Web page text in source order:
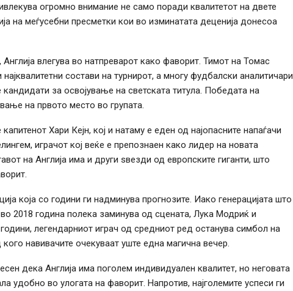
огромно внимание не само поради квалитетот на двете
на меѓусебни пресметки кои во изминатата деценија донесоа
влегува во натпреварот како фаворит. Тимот на Томас
состави на турнирот, а многу фудбалски аналитичари
кандидати за освојување на светската титула. Победата на
на првото место во групата.
Хари Кејн, кој и натаму е еден од најопасните напаѓачи
играчот кој веќе е препознаен како лидер на новата
на Англија има и други ѕвезди од европските гиганти, што
која со години ги надминува прогнозите. Иако генерацијата што
2018 година полека заминува од сцената, Лука Модриќ и
легендарниот играч од средниот ред останува симбол на
навивачите очекуваат уште една магична вечер.
дека Англија има поголем индивидуален квалитет, но неговата
удобно во улогата на фаворит. Напротив, најголемите успеси ги